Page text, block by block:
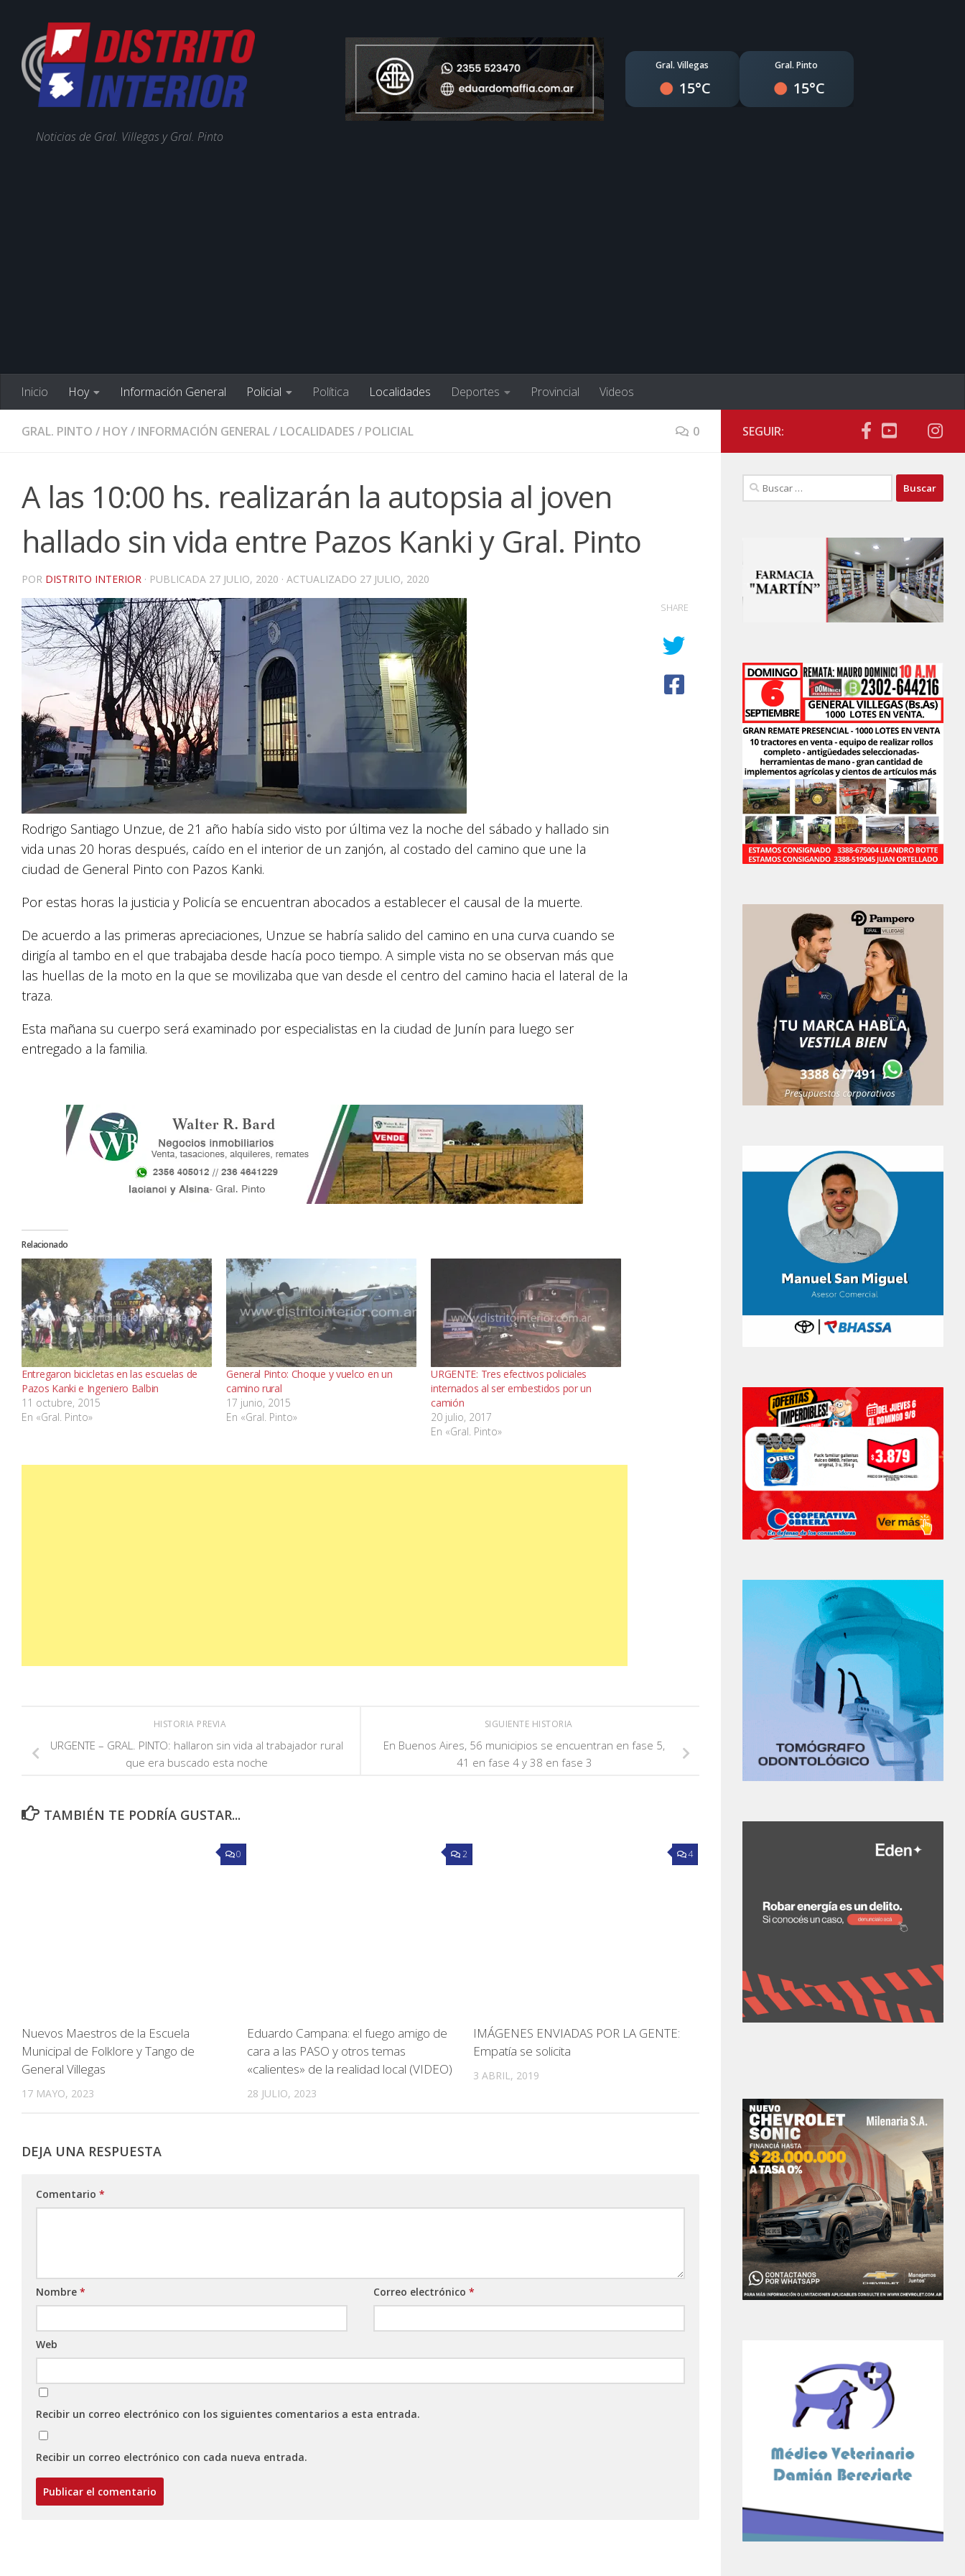
Noticias de Gral. Villegas y Gral. Pinto
Gral. Villegas
15°C
Gral. Pinto
15°C
Inicio Hoy Información General Policial Política Localidades Deportes Provincial Videos
GRAL. PINTO / HOY/ INFORMACIÓN GENERAL/ LOCALIDADES / POLICIAL 0
A las 10:00 hs. realizarán la autopsia al joven
hallado sin vida entre Pazos Kanki y Gral. Pinto
POR DISTRITO INTERIOR · PUBLICADA 27 JULIO, 2020 · ACTUALIZADO 27 JULIO, 2020
Rodrigo Santiago Unzue, de 21 año había sido visto por última vez la noche del sábado y hallado sin
vida unas 20 horas después, caído en el interior de un zanjón, al costado del camino que une la
ciudad de General Pinto con Pazos Kanki.
Por estas horas la justicia y Policía se encuentran abocados a establecer el causal de la muerte.
De acuerdo a las primeras apreciaciones, Unzue se habría salido del camino en una curva cuando se
dirigía al tambo en el que trabajaba desde hacía poco tiempo. A simple vista no se observan más que
las huellas de la moto en la que se movilizaba que van desde el centro del camino hacia el lateral de la
traza.
Esta mañana su cuerpo será examinado por especialistas en la ciudad de Junín para luego ser
entregado a la familia.
Relacionado
Entregaron bicicletas en las escuelas de
Pazos Kanki e Ingeniero Balbin
11 octubre, 2015
En «Gral. Pinto»
General Pinto: Choque y vuelco en un
camino rural
17 junio, 2015
En «Gral. Pinto»
URGENTE: Tres efectivos policiales
internados al ser embestidos por un
camión
20 julio, 2017
En «Gral. Pinto»
SHARE
SIGUIENTE HISTORIA
En Buenos Aires, 56 municipios se encuentran en fase 5,
41 en fase 4 y 38 en fase 3
HISTORIA PREVIA
URGENTE – GRAL. PINTO: hallaron sin vida al trabajador rural
que era buscado esta noche
TAMBIÉN TE PODRÍA GUSTAR...
0
Nuevos Maestros de la Escuela
Municipal de Folklore y Tango de
General Villegas
17 MAYO, 2023
2
Eduardo Campana: el fuego amigo de
cara a las PASO y otros temas
«calientes» de la realidad local (VIDEO)
28 JULIO, 2023
4
IMÁGENES ENVIADAS POR LA GENTE:
Empatía se solicita
3 ABRIL, 2019
DEJA UNA RESPUESTA
Comentario *
Nombre * Correo electrónico*
Web
Recibir un correo electrónico con los siguientes comentarios a esta entrada.
Recibir un correo electrónico con cada nueva entrada.
SEGUIR:
Buscar: